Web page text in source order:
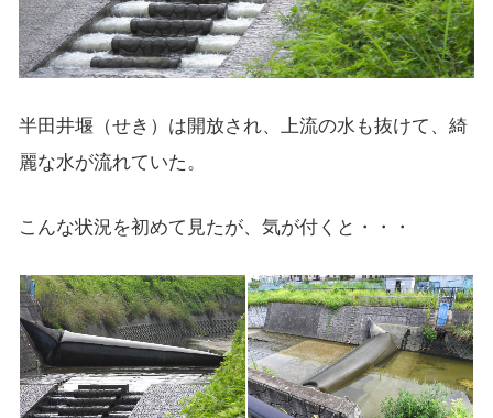
半田井堰（せき）は開放され、上流の水も抜けて、綺
麗な水が流れていた。
こんな状況を初めて見たが、気が付くと・・・